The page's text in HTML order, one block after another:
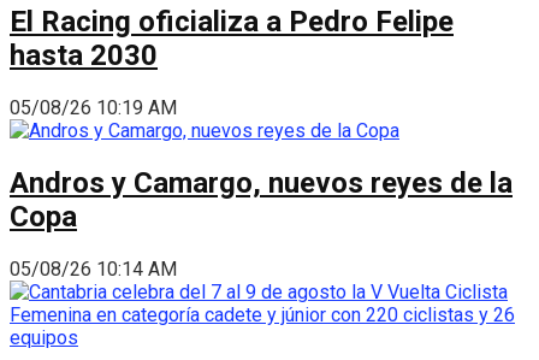
El Racing oficializa a Pedro Felipe
hasta 2030
05/08/26 10:19 AM
Andros y Camargo, nuevos reyes de la
Copa
05/08/26 10:14 AM